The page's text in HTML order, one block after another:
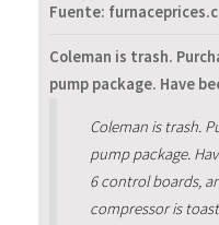
Fuente:
Coleman is trash.
pump package. Have
Coleman is trash.
pump package.
6 control boards,
compressor is